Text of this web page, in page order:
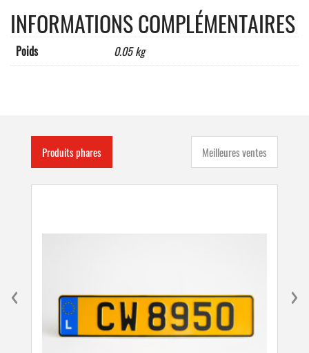
INFORMATIONS COMPLÉMENTAIRES
Poids 0.05 kg
Produits phares Meilleures ventes